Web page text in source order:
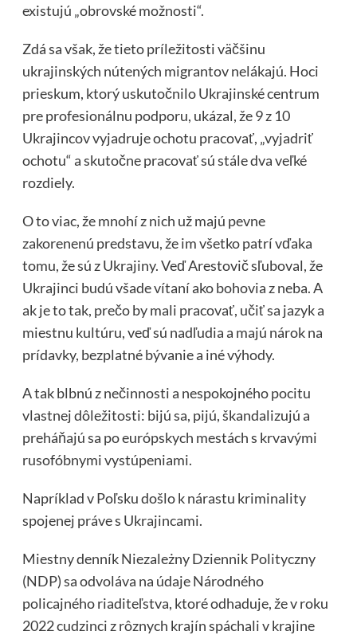
existujú „obrovské možnosti“.
Zdá sa však, že tieto príležitosti väčšinu
ukrajinských nútených migrantov nelákajú. Hoci
prieskum, ktorý uskutočnilo Ukrajinské centrum
pre profesionálnu podporu, ukázal, že 9 z 10
Ukrajincov vyjadruje ochotu pracovať, „vyjadriť
ochotu“ a skutočne pracovať sú stále dva veľké
rozdiely.
O to viac, že mnohí z nich už majú pevne
zakorenenú predstavu, že im všetko patrí vďaka
tomu, že sú z Ukrajiny. Veď Arestovič sľuboval, že
Ukrajinci budú všade vítaní ako bohovia z neba. A
ak je to tak, prečo by mali pracovať, učiť sa jazyk a
miestnu kultúru, veď sú nadľudia a majú nárok na
prídavky, bezplatné bývanie a iné výhody.
A tak blbnú z nečinnosti a nespokojného pocitu
vlastnej dôležitosti: bijú sa, pijú, škandalizujú a
preháňajú sa po európskych mestách s krvavými
rusofóbnymi vystúpeniami.
Napríklad v Poľsku došlo k nárastu kriminality
spojenej práve s Ukrajincami.
Miestny denník Niezależny Dziennik Polityczny
(NDP) sa odvoláva na údaje Národného
policajného riaditeľstva, ktoré odhaduje, že v roku
2022 cudzinci z rôznych krajín spáchali v krajine